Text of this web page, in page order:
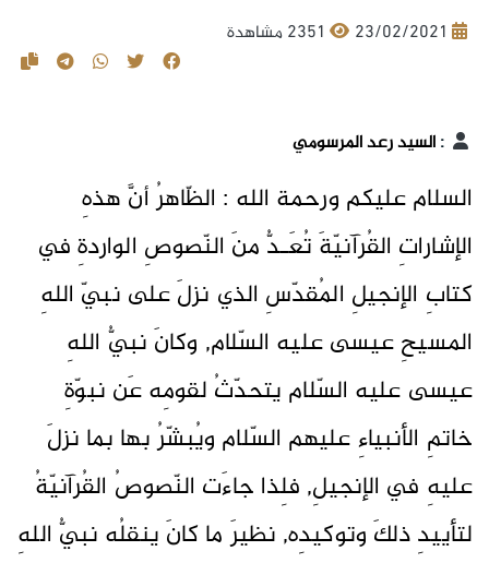
23/02/2021 2351 مشاهدة
:السيد رعد المرسومي
السلام عليكم ورحمة الله : الظّاهرُ أنَّ هذهِ
الإشاراتِ القُرآنيّةَ تُعَـدُّ منَ النّصوصِ الواردةِ في
كتابِ الإنجيلِ المُقدّسِ الذي نزلَ على نبيّ اللهِ
المسيحِ عيسى عليه السّلام, وكانَ نبيُّ اللهِ
عيسى عليه السّلام يتحدّثُ لقومِه عَن نبوّةِ
خاتمِ الأنبياءِ عليهم السّلام ويُبشّرُ بها بما نزلَ
عليهِ في الإنجيلِ, فلِذا جاءَت النّصوصُ القُرآنيّةُ
لتأييدِ ذلكَ وتوكيدِه, نظيرَ ما كانَ ينقلُه نبيُّ اللهِ